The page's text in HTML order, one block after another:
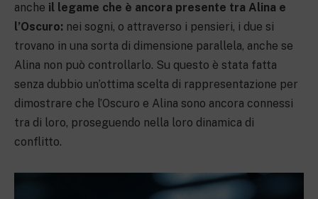
anche il legame che è ancora presente tra Alina e
l’Oscuro: nei sogni, o attraverso i pensieri, i due si
trovano in una sorta di dimensione parallela, anche se
Alina non può controllarlo. Su questo è stata fatta
senza dubbio un’ottima scelta di rappresentazione per
dimostrare che l’Oscuro e Alina sono ancora connessi
tra di loro, proseguendo nella loro dinamica di
conflitto.